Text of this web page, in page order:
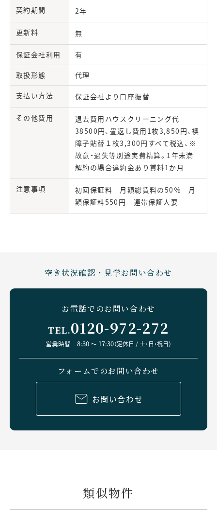
契約期間 2年
更新料 無
保証会社利用 有
取扱形態 代理
支払い方法 保証会社より口座振替
その他費用
退去費用ハウスクリーニング代
38500円、畳返し費用1枚3,850円、襖
障子貼替１枚3,300円すべて税込、※
故意・過失等別途実費精算。1年未満
解約の場合違約金あり賃料1か月
注意事項
初回保証料 月額総賃料の50％ 月
額保証料550円 連帯保証人要
空き状況確認・見学お問い合わせ
お電話でのお問い合わせ
TEL.0120-972-272
営業時間 8:30 ～ 17:30（定休日 / 土・日・祝日）
フォームでのお問い合わせ
お問い合わせ
類似物件